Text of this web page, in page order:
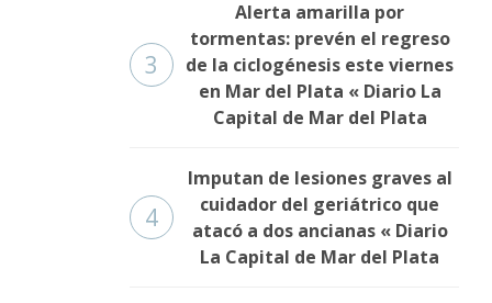
3
Alerta amarilla por
tormentas: prevén el regreso
de la ciclogénesis este viernes
en Mar del Plata « Diario La
Capital de Mar del Plata
4
Imputan de lesiones graves al
cuidador del geriátrico que
atacó a dos ancianas « Diario
La Capital de Mar del Plata